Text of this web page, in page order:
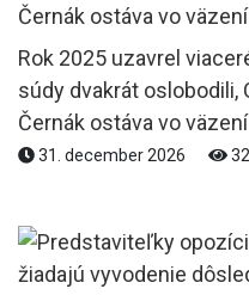
Rok 2025 uzavrel
súdy dvakrát oslobodili,
Černák ostáva vo väzení
31. december 2026